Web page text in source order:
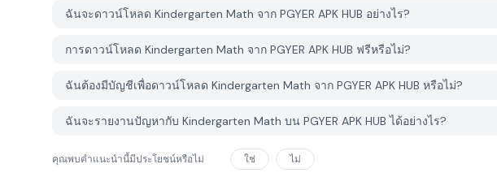
ฉันจะดาวน์โหลด Kindergarten Math จาก PGYER APK HUB อย่างไร?
การดาวน์โหลด Kindergarten Math จาก PGYER APK HUB ฟรีหรือไม่?
ฉันต้องมีบัญชีเพื่อดาวน์โหลด Kindergarten Math จาก PGYER APK HUB หรือไม่?
ฉันจะรายงานปัญหากับ Kindergarten Math บน PGYER APK HUB ได้อย่างไร?
คุณพบคำแนะนำนี้มีประโยชน์หรือไม่ ใช่ ไม่